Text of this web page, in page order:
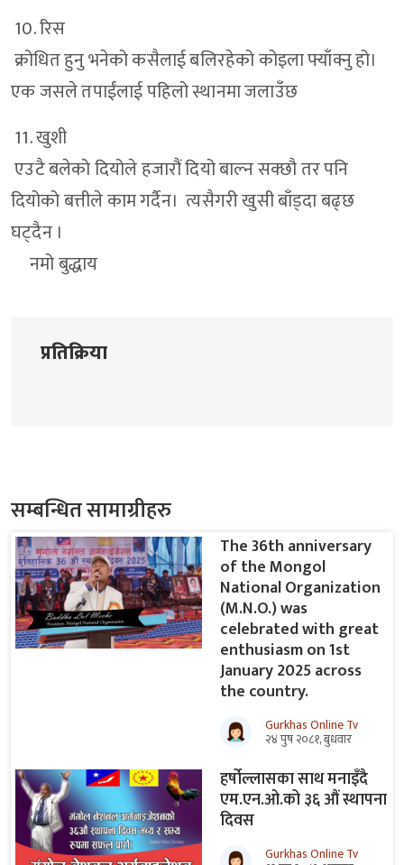
10. रिस
क्रोधित हुनु भनेको कसैलाई बलिरहेको कोइला फ्याँक्नु हो।
एक जसले तपाईंलाई पहिलो स्थानमा जलाउँछ
11. खुशी
एउटै बलेको दियोले हजारौं दियो बाल्न सक्छौ तर पनि
दियोको बत्तीले काम गर्दैन। त्यसैगरी खुसी बाँड्दा बढ्छ
घट्दैन ।
नमो बुद्धाय
प्रतिक्रिया
सम्बन्धित सामाग्रीहरु
The 36th anniversary
of the Mongol
National Organization
(M.N.O.) was
celebrated with great
enthusiasm on 1st
January 2025 across
the country.
Gurkhas Online Tv
२४ पुष २०८१, बुधवार
हर्षोल्लासका साथ मनाइँदै
एम.एन.ओ.को ३६ औं स्थापना
दिवस
Gurkhas Online Tv